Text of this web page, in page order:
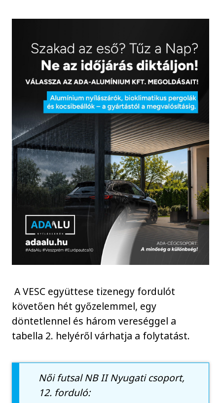
A VESC együttese tizenegy fordulót
követően hét győzelemmel, egy
döntetlennel és három vereséggel a
tabella 2. helyéről várhatja a folytatást.
Női futsal NB II Nyugati csoport,
12. forduló: